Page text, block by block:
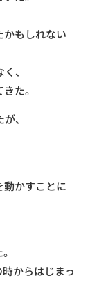
かもしれない
、
た。
、
動かすことに
からはじまっ